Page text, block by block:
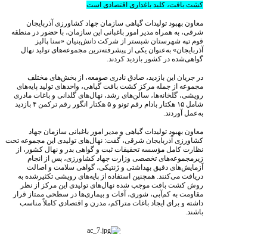
کشت بافت، کلید باغداری اقتصادی است
معاون بهبود تولیدات گیاهی سازمان جهاد کشاورزی آذربایجان
شرقی، به همراه مدیر امور باغبانی این سازمان، با حضور در منطقه
قوم تپه شهرستان شبستر از شرکت دانش‌بنیان «سنا پالیز
آذربایجان» به‌عنوان یکی از پیشرفته‌ترین مجموعه‌های تولید نهال
گواهی‌شده در کشور بازدید کردند.
در جریان این بازدید، صادق نادری صومعه، از بخش‌های مختلف
مجموعه از جمله مرکز کشت بافت گیاهی، واحدهای تولید پایه‌های
رویشی، گلخانه‌ها، سالن‌های رشد، نهال‌های گلدانی و باغات مادری
شامل ۱۵ هکتار بادام رقم تونو و ۵ هکتار انگور رقم ترکمن ۴ بازدید
به‌عمل آوردند.
معاون بهبود تولیدات گیاهی و مدیر امور باغبانی سازمان جهاد
کشاورزی آذربایجان شرقی، گفت: نهال‌های تولیدی این مجموعه تحت
نظارت کامل مؤسسه تحقیقات ثبت و گواهی بذر و نهال کشور، از
زیرمجموعه‌های تخصصی وزارت جهاد کشاورزی، پس از انجام
آزمایش‌های دقیق بهداشتی و ژنتیکی، گواهی سلامت و اصالت
دریافت می‌کنند. همچنین استفاده از پایه‌های رویشی تکثیرشده به
روش کشت بافت موجب شده نهال‌های تولیدی این مرکز از نظر
مقاومت به کم‌آبی، شوری، آفات و بیماری‌ها در سطحی ممتاز قرار
داشته و برای ایجاد باغات متراکم، مدرن و اقتصادی کاملاً مناسب
باشند.